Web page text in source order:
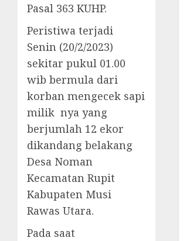
Pasal 363 KUHP.
Peristiwa terjadi
Senin (20/2/2023)
sekitar pukul 01.00
wib bermula dari
korban mengecek sapi
milik nya yang
berjumlah 12 ekor
dikandang belakang
Desa Noman
Kecamatan Rupit
Kabupaten Musi
Rawas Utara.
Pada saat